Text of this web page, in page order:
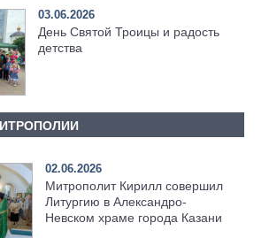
03.06.2026
День Святой Троицы и радость
детства
02.06.2026
Митрополит Кирилл совершил
Литургию в Александро-
Невском храме города Казани